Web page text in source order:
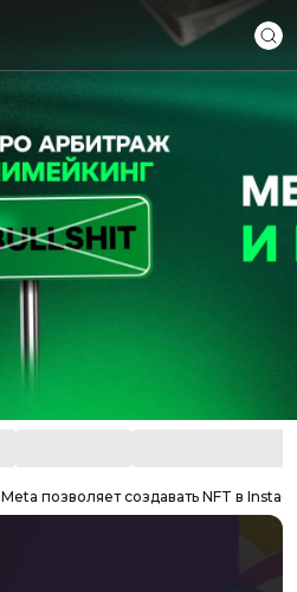
Meta позволяет создавать NFT в